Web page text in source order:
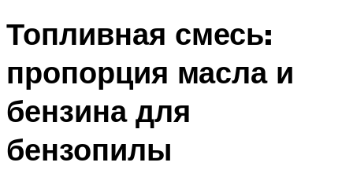
Топливная смесь:
пропорция масла и
бензина для
бензопилы